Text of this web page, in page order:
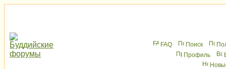
FAQ Поиск
Профиль